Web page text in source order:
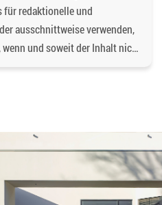
für redaktionelle und
ausschnittweise verwenden,
und soweit der Inhalt nicht
liegen bei der
eG, es sei denn, ein anderer
Bildern und Fotos von
Fällen wenden Sie sich bitte an